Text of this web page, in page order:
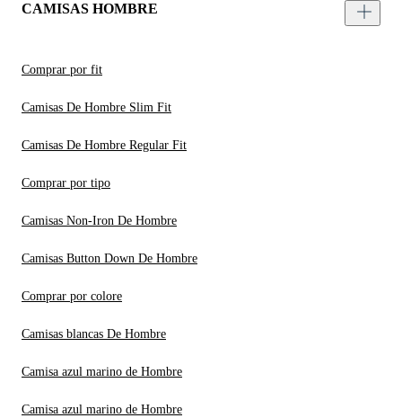
CAMISAS HOMBRE
Comprar por fit
Camisas De Hombre Slim Fit
Camisas De Hombre Regular Fit
Comprar por tipo
Camisas Non-Iron De Hombre
Camisas Button Down De Hombre
Comprar por colore
Camisas blancas De Hombre
Camisa azul marino de Hombre
Camisa azul marino de Hombre